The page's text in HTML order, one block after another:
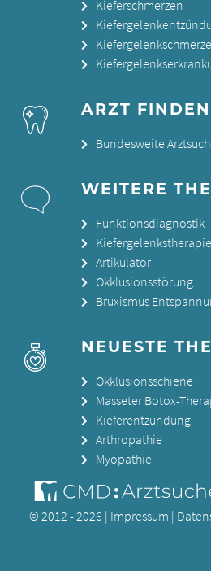
Kieferschmerzen
ARZT FINDEN
Bundesweite
WEITERE
Funktionsdiagnostik
Kiefergelenkstherapie
Artikulator
Okklusionsstörung
Bruxismus
NEUESTE
Okklusionsschiene
Masseter Botox-
Kieferentzündung
Arthropathie
Myopathie
© 2012 - 2026 | Impressum |